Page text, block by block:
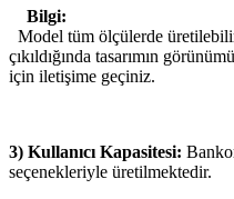
Bilgi:
Model tüm ölçülerde
çıkıldığında tasarımın
için iletişime geçiniz.
3) Kullanıcı Kapasitesi:
seçenekleriyle üretilmektedir.